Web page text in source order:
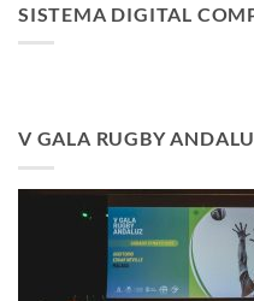
SISTEMA DIGITAL
V GALA RUGBY